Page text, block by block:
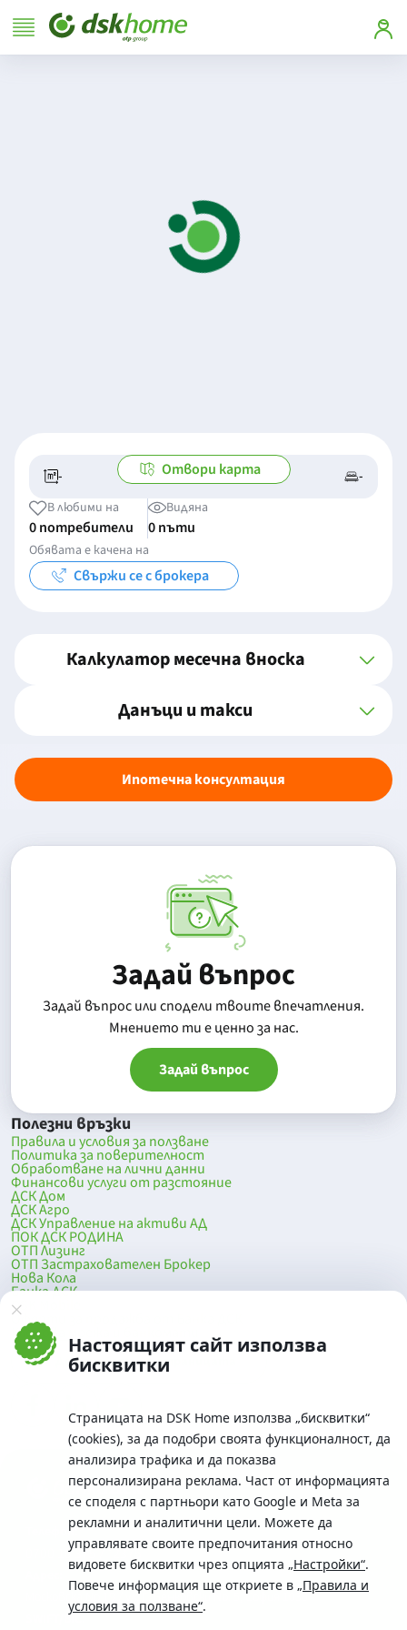
Настоящият сайт използва
бисквитки
Страницата на DSK Home използва „бисквитки“
(cookies), за да подобри своята функционалност, да
анализира трафика и да показва
персонализирана реклама. Част от информацията
се споделя с партньори като Google и Meta за
рекламни и аналитични цели. Можете да
управлявате своите предпочитания относно
видовете бисквитки чрез опцията „Настройки“.
Повече информация ще откриете в „Правила и
условия за ползване“.
- -/- -
Отвори карта
В любими на
0 потребители
Видяна
0 пъти
Обявата е качена на
Свържи се с брокера
Калкулатор месечна вноска
Данъци и такси
Ипотечна консултация
Задай въпрос
Задай въпрос или сподели твоите впечатления.
Mнението ти е ценно за нас.
Задай въпрос
Полезни връзки
Правила и условия за ползване
Политика за поверителност
Обработване на лични данни
Финансови услуги от разстояние
ДСК Дом
ДСК Агро
ДСК Управление на активи АД
ПОК ДСК РОДИНА
ОТП Лизинг
ОТП Застрахователен Брокер
Нова Кола
Банка ДСК
DSK Mobile
Оферти за продажба от Банка ДСК
Клонова мрежа и банкомати
До началото на страницата
Телефон:
0700 10 375 / *2375
Московска No.19 / ул. Г. Бенковски No. 5, София 1036
SWIFT/BIC: